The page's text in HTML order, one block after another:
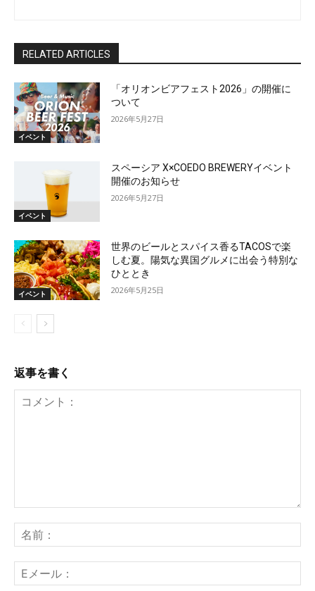
RELATED ARTICLES
イベント
「オリオンビアフェスト2026」の開催に
ついて
2026年5月27日
イベント
スペーシア X×COEDO BREWERYイベント
開催のお知らせ
2026年5月27日
イベント
世界のビールとスパイス香るTACOSで楽
しむ夏。陽気な異国グルメに出会う特別な
ひととき
2026年5月25日
返事を書く
ン
ト：
前
メ